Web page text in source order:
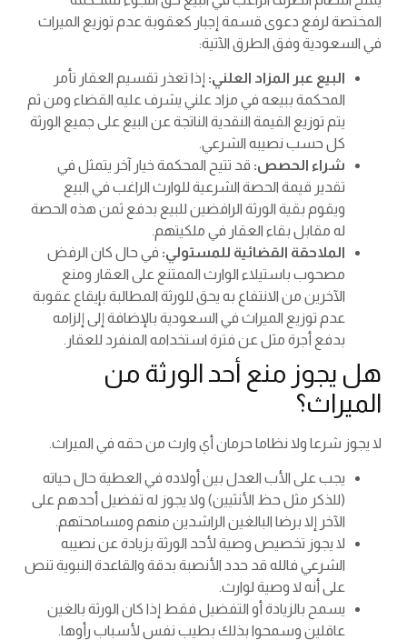
المختصة لرفع دعوى قسمة إجبار كعقوبة عدم توزيع الميراث
في السعودية وفق الطرق الآتية:
البيع عبر المزاد العلني: إذا تعذر تقسيم العقار تأمر
المحكمة ببيعه في مزاد علني يشرف عليه القضاء ومن ثم
يتم توزيع القيمة النقدية الناتجة عن البيع على جميع الورثة
كل حسب نصيبه الشرعي.
شراء الحصص: قد تتيح المحكمة خيار آخر يتمثل في
تقدير قيمة الحصة الشرعية للوارث الراغب في البيع
ويقوم بقية الورثة الرافضين للبيع بدفع ثمن هذه الحصة
له مقابل بقاء العقار في ملكيتهم.
الملاحقة القضائية للمستولي: في حال كان الرفض
مصحوب باستيلاء الوارث الممتنع على العقار ومنع
الآخرين من الانتفاع به يحق للورثة المطالبة بإيقاع عقوبة
عدم توزيع الميراث في السعودية بالإضافة إلى إلزامه
بدفع أجرة مثل عن فترة استخدامه المنفرد للعقار.
هل يجوز منع أحد الورثة من
الميراث؟
لا يجوز شرعا ولا نظاما حرمان أي وارث من حقه في الميراث.
يجب على الأب العدل بين أولاده في العطية حال حياته
(للذكر مثل حظ الأنثيين) ولا يجوز له تفضيل أحدهم على
الآخر إلا برضا البالغين الراشدين منهم ومسامحتهم.
لا يجوز تخصيص وصية لأحد الورثة بزيادة عن نصيبه
الشرعي فالله قد حدد الأنصبة بدقة والقاعدة النبوية تنص
على أنه لا وصية لوارث.
يسمح بالزيادة أو التفضيل فقط إذا كان الورثة بالغين
عاقلين وسمحوا بذلك بطيب نفس لأسباب رأوها.